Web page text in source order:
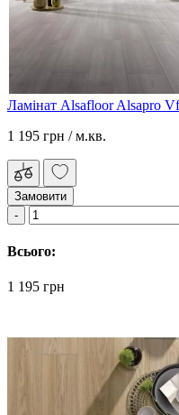
Ламінат Alsafloor Alsapro
1 195 грн / м.кв.
Замовити
Всього:
1 195 грн